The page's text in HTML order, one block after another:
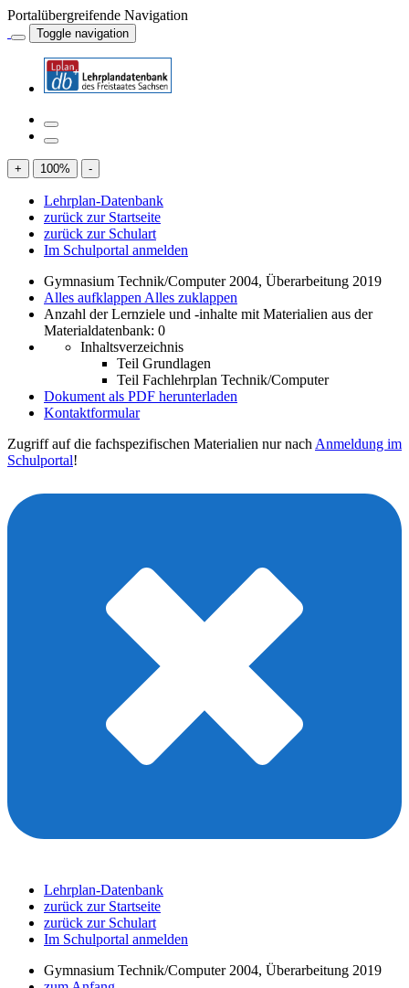
Portalübergreifende Navigation
Toggle navigation
+ 100% -
Lehrplan-Datenbank
zurück zur Startseite
zurück zur Schulart
Im Schulportal anmelden
Gymnasium Technik/Computer 2004, Überarbeitung 2019
Alles aufklappen Alles zuklappen
Anzahl der Lernziele und -inhalte mit Materialien aus der
Materialdatenbank: 0
Inhaltsverzeichnis
Teil Grundlagen
Teil Fachlehrplan Technik/Computer
Dokument als PDF herunterladen
Kontaktformular
Zugriff auf die fachspezifischen Materialien nur nach Anmeldung im
Schulportal!
Lehrplan-Datenbank
zurück zur Startseite
zurück zur Schulart
Im Schulportal anmelden
Gymnasium Technik/Computer 2004, Überarbeitung 2019